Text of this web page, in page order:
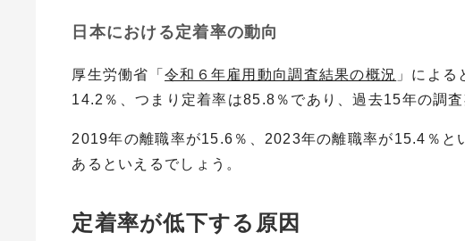
日本における定着率の動向
厚生労働省「 令和６年雇用動向調査結果の概況 」によ
14.2％、つまり定着率は85.8％であり、過去15年の調
2019年の離職率が15.6％、2023年の離職率が15.4％と
あるといえるでしょう。
定着率が低下する原因